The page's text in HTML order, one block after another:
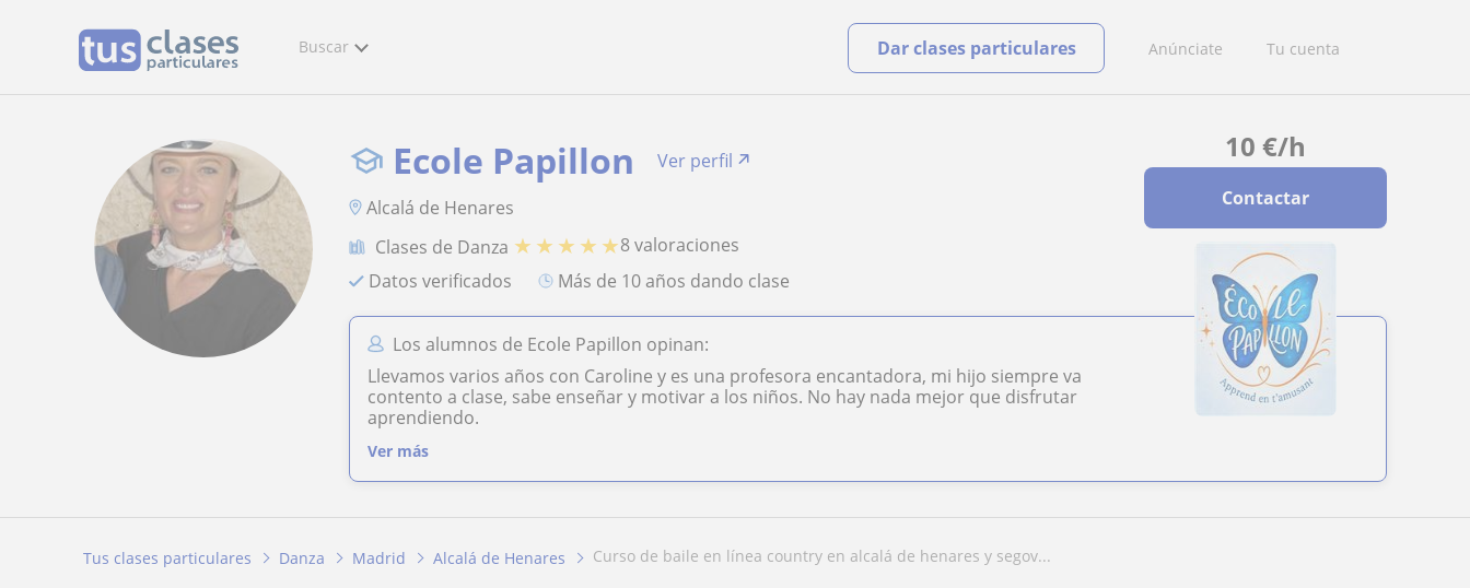
Buscar Anúnciate Tu cuenta
Dar clases particulares
10 €/h
Contactar
Ecole Papillon
Ver perfil
Alcalá de Henares
Clases de Danza ★ ★ ★ ★ ★8 valoraciones
Datos verificados
más de 10 años dando clase
Los alumnos de Ecole Papillon opinan:
Llevamos varios años con Caroline y es una profesora encantadora, mi hijo siempre va
contento a clase, sabe enseñar y motivar a los niños. No hay nada mejor que disfrutar
aprendiendo.
Ver más
Tus clases particulares Danza Madrid Alcalá de Henares curso de baile en línea country en alcalá de henares y segov...